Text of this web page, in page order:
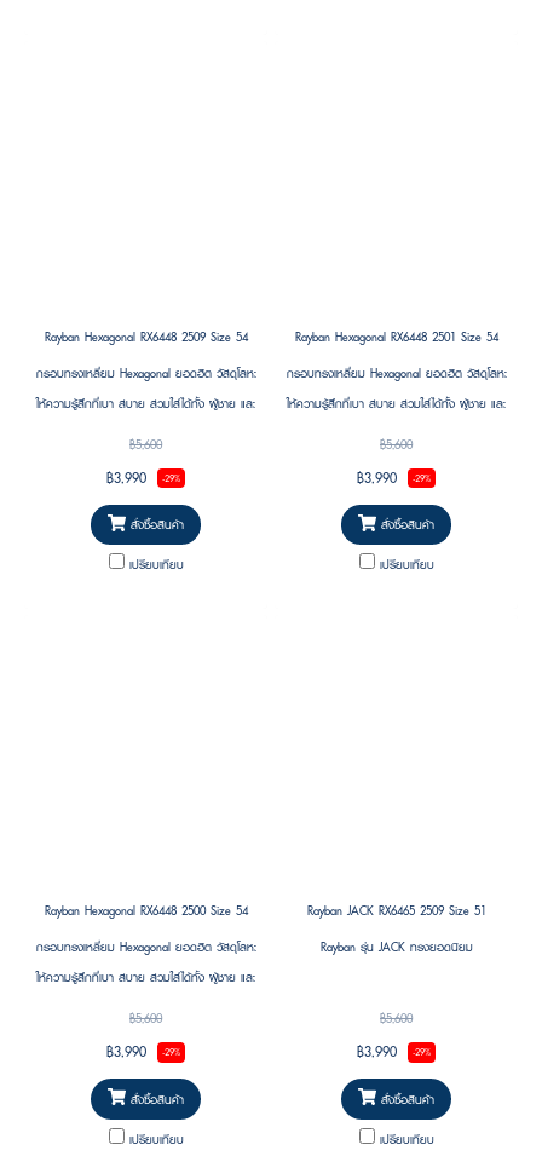
Rayban Hexagonal RX6448 2509 Size 54
กรอบทรงเหลี่ยม Hexagonal ยอดฮิต วัสดุโลหะ
ให้ความรู้สึกที่เบา สบาย สวมใส่ได้ทั้ง ผู้ชาย และ
ผู้หญิง
฿5,600
฿3,990 -29%
สั่งซื้อสินค้า
เปรียบเทียบ
Rayban Hexagonal RX6448 2501 Size 54
กรอบทรงเหลี่ยม Hexagonal ยอดฮิต วัสดุโลหะ
ให้ความรู้สึกที่เบา สบาย สวมใส่ได้ทั้ง ผู้ชาย และ
ผู้หญิง
฿5,600
฿3,990 -29%
สั่งซื้อสินค้า
เปรียบเทียบ
Rayban Hexagonal RX6448 2500 Size 54
กรอบทรงเหลี่ยม Hexagonal ยอดฮิต วัสดุโลหะ
ให้ความรู้สึกที่เบา สบาย สวมใส่ได้ทั้ง ผู้ชาย และ
ผู้หญิง
฿5,600
฿3,990 -29%
สั่งซื้อสินค้า
เปรียบเทียบ
Rayban JACK RX6465 2509 Size 51
Rayban รุ่น JACK ทรงยอดนิยม
฿5,600
฿3,990 -29%
สั่งซื้อสินค้า
เปรียบเทียบ